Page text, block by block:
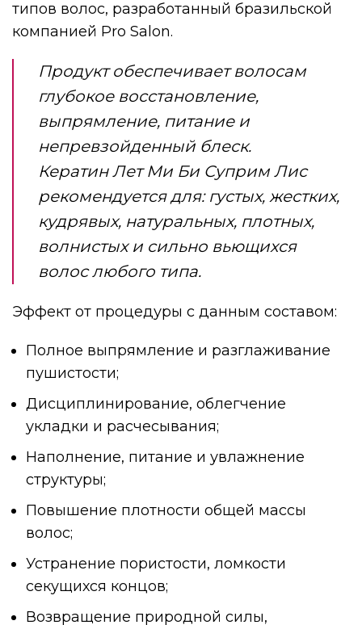
типов волос, разработанный бразильской
компанией Pro Salon.
Продукт обеспечивает волосам
глубокое восстановление,
выпрямление, питание и
непревзойденный блеск.
Кератин Лет Ми Би Суприм Лис
рекомендуется для: густых, жестких,
кудрявых, натуральных, плотных,
волнистых и сильно вьющихся
волос любого типа.
Эффект от процедуры с данным составом:
Полное выпрямление и разглаживание
пушистости;
Дисциплинирование, облегчение
укладки и расчесывания;
Наполнение, питание и увлажнение
структуры;
Повышение плотности общей массы
волос;
Устранение пористости, ломкости
секущихся концов;
Возвращение природной силы,